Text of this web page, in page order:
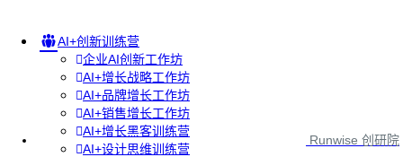
AI+创新训练营
企业AI创新工作坊
AI+增长战略工作坊
AI+品牌增长工作坊
AI+销售增长工作坊
AI+增长黑客训练营
AI+设计思维训练营
Runwise 创研院